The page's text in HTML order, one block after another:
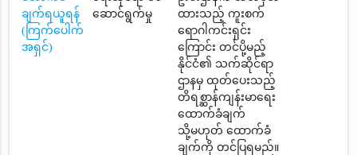
ချက်ရယူရန်
(ကြက်ပေါက်
အရှင်)
ဆောင်ရွက်မှု
ထားသည့် ကူးစက်
ရောဂါကင်းရှင်း
ကြောင်း တင်ပို့မည့်
နိုင်ငံ၏ သက်ဆိုင်ရာ
ဌာနမှ ထုတ်ပေးသည့်
တိရစ္ဆာန်ကျန်းမာရေး
ထောက်ခံချက်
သို့မဟုတ် ထောက်ခံ
ချက်ကို တင်ပြရမည်။